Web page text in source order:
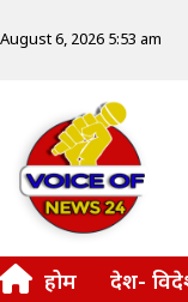
August 6, 2026 5:53 am
होम देश-